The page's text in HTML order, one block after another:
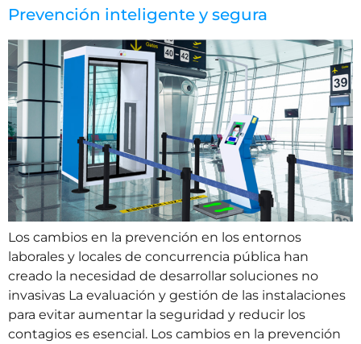
Prevención inteligente y segura
Los cambios en la prevención en los entornos
laborales y locales de concurrencia pública han
creado la necesidad de desarrollar soluciones no
invasivas La evaluación y gestión de las instalaciones
para evitar aumentar la seguridad y reducir los
contagios es esencial. Los cambios en la prevención